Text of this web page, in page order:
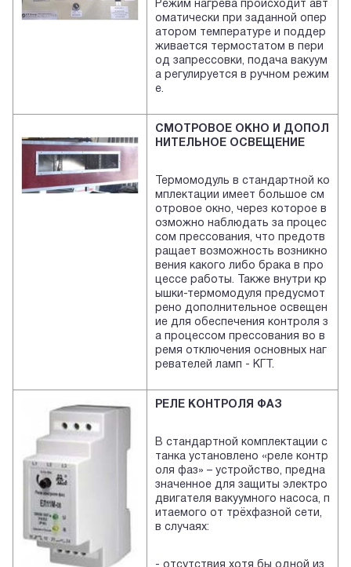
Режим нагрева происходит авт
оматически при заданной опер
атором температуре и поддер
живается термостатом в пери
од запрессовки, подача вакуум
а регулируется в ручном режим
е.
СМОТРОВОЕ ОКНО И ДОПОЛ
НИТЕЛЬНОЕ ОСВЕЩЕНИЕ
Термомодуль в стандартной ко
мплектации имеет большое см
отровое окно, через которое в
озможно наблюдать за процес
сом прессования, что предотв
ращает возможность возникно
вения какого либо брака в про
цессе работы. Также внутри кр
ышки-термомодуля предусмот
рено дополнительное освещен
ие для обеспечения контроля з
а процессом прессования во в
ремя отключения основных наг
ревателей ламп - КГТ.
РЕЛЕ КОНТРОЛЯ ФАЗ
В стандартной комплектации с
танка установлено «реле контр
оля фаз» – устройство, предна
значенное для защиты электро
двигателя вакуумного насоса, п
итаемого от трёхфазной сети,
в случаях:
- отсутствия хотя бы одной из